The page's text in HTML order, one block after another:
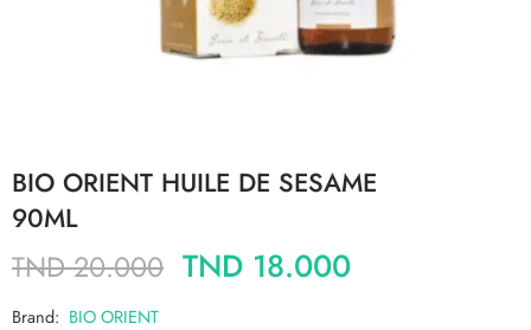
BIO ORIENT HUILE DE SESAME
90ML
TND20.000 TND 18.000
Brand: BIO ORIENT